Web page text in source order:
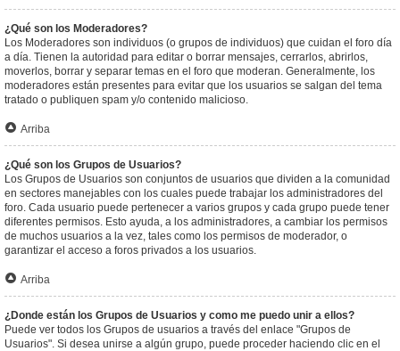
¿Qué son los Moderadores?
Los Moderadores son individuos (o grupos de individuos) que cuidan el foro día
a día. Tienen la autoridad para editar o borrar mensajes, cerrarlos, abrirlos,
moverlos, borrar y separar temas en el foro que moderan. Generalmente, los
moderadores están presentes para evitar que los usuarios se salgan del tema
tratado o publiquen spam y/o contenido malicioso.
Arriba
¿Qué son los Grupos de Usuarios?
Los Grupos de Usuarios son conjuntos de usuarios que dividen a la comunidad
en sectores manejables con los cuales puede trabajar los administradores del
foro. Cada usuario puede pertenecer a varios grupos y cada grupo puede tener
diferentes permisos. Esto ayuda, a los administradores, a cambiar los permisos
de muchos usuarios a la vez, tales como los permisos de moderador, o
garantizar el acceso a foros privados a los usuarios.
Arriba
¿Donde están los Grupos de Usuarios y como me puedo unir a ellos?
Puede ver todos los Grupos de usuarios a través del enlace "Grupos de
Usuarios". Si desea unirse a algún grupo, puede proceder haciendo clic en el